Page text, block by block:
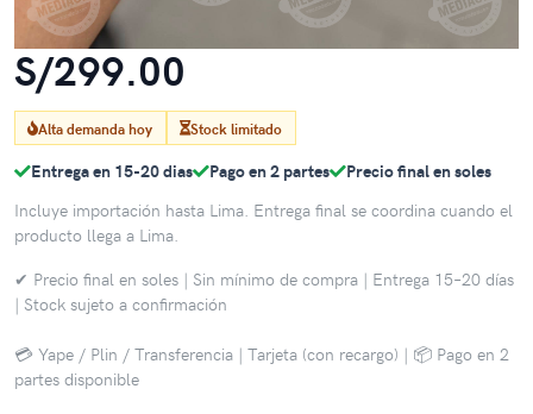
S/299.00
Alta demanda hoy Stock limitado
Entrega en 15-20 dias Pago en 2 partes Precio final en soles
Incluye importación hasta Lima. Entrega final se coordina cuando el
producto llega a Lima.
✔ Precio final en soles | Sin mínimo de compra | Entrega 15–20 días
| Stock sujeto a confirmación
💳 Yape / Plin / Transferencia | Tarjeta (con recargo) | 📦 Pago en 2
partes disponible